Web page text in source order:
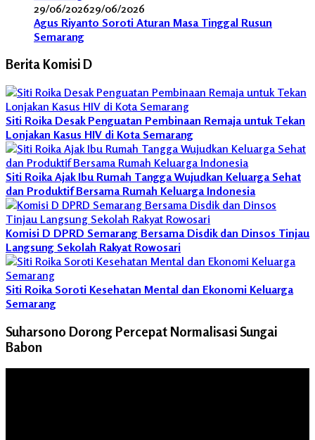
29/06/202629/06/2026
Agus Riyanto Soroti Aturan Masa Tinggal Rusun
Semarang
Berita Komisi D
Siti Roika Desak Penguatan Pembinaan Remaja untuk Tekan
Lonjakan Kasus HIV di Kota Semarang
Siti Roika Ajak Ibu Rumah Tangga Wujudkan Keluarga Sehat
dan Produktif Bersama Rumah Keluarga Indonesia
Komisi D DPRD Semarang Bersama Disdik dan Dinsos Tinjau
Langsung Sekolah Rakyat Rowosari
Siti Roika Soroti Kesehatan Mental dan Ekonomi Keluarga
Semarang
Suharsono Dorong Percepat Normalisasi Sungai
Babon